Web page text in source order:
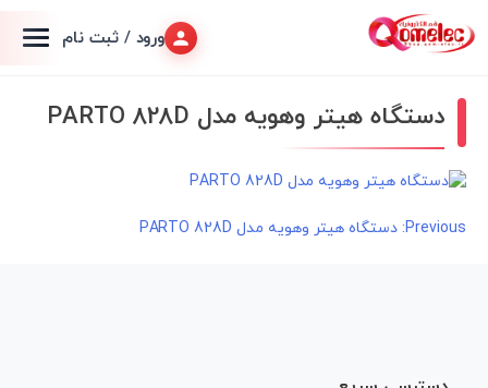
ورود / ثبت نام
دستگاه هیتر وهویه مدل PARTO 828D
راهبری
Previous: دستگاه هیتر وهویه مدل PARTO 828D